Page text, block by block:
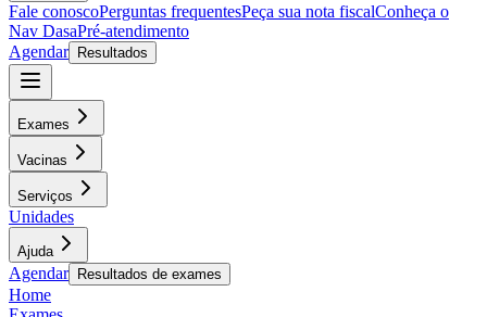
Fale conoscoPerguntas frequentesPeça sua nota fiscalConheça o
Nav DasaPré-atendimento
Agendar
Resultados
Exames
Vacinas
Serviços
Unidades
Ajuda
Agendar Resultados de exames
Home